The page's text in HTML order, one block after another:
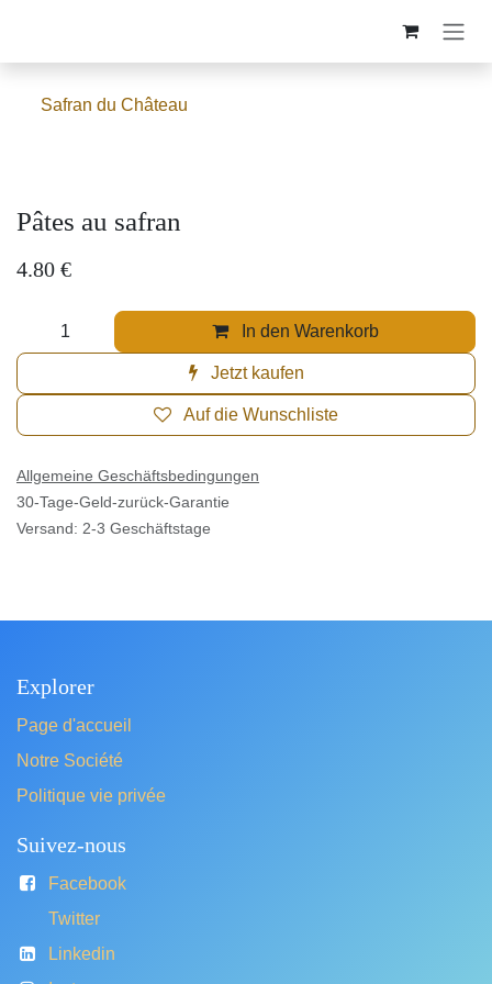
Safran du Château
Pâtes au safran
4.80 €
In den Warenkorb
Jetzt kaufen
Auf die Wunschliste
Allgemeine Geschäftsbedingungen
30-Tage-Geld-zurück-Garantie
Versand: 2-3 Geschäftstage
Explorer
Page d'accueil
Notre Société
Politique vie privée
Suivez-nous
Facebook
Twitter
Linkedin